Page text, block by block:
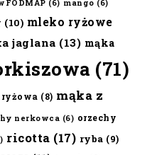
(6) mango (6)
(10) mleko ryżowe
jaglana (13) mąka
(71)
ryżowa (8) mąka z
nerkowca (6) orzechy
ricotta (17) ryba (9)